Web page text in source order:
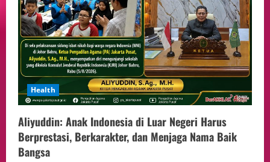
Health
Aliyuddin: Anak Indonesia di Luar Negeri Harus
Berprestasi, Berkarakter, dan Menjaga Nama Baik
Bangsa